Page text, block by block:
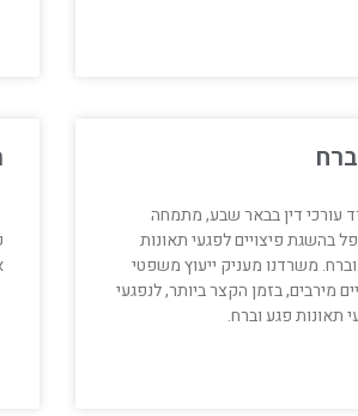
עורכי דין בבאר שבע, מתמחה
בהשגת פיצויים לפגעי תאונות
משרדנו מעניק ייעוץ משפטי
מירבים, בזמן הקצר ביותר, לנפגעי
תאונות פגע וברח.